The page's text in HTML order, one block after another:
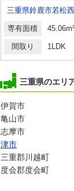
三重県鈴鹿市若松
専有面積 45.06m²
間取り 1LDK
三重県のエリ
伊賀市
亀山市
志摩市
津市
三重郡川越町
度会郡度会町